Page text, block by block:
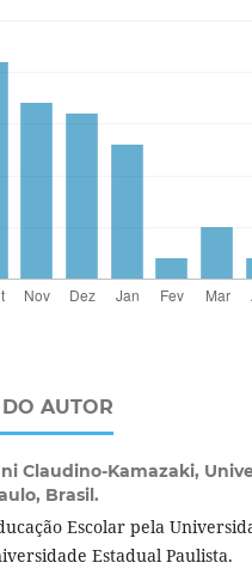
AUTOR
Claudino-Kamazaki,
Brasil.
Escolar pela
Estadual Paulista.